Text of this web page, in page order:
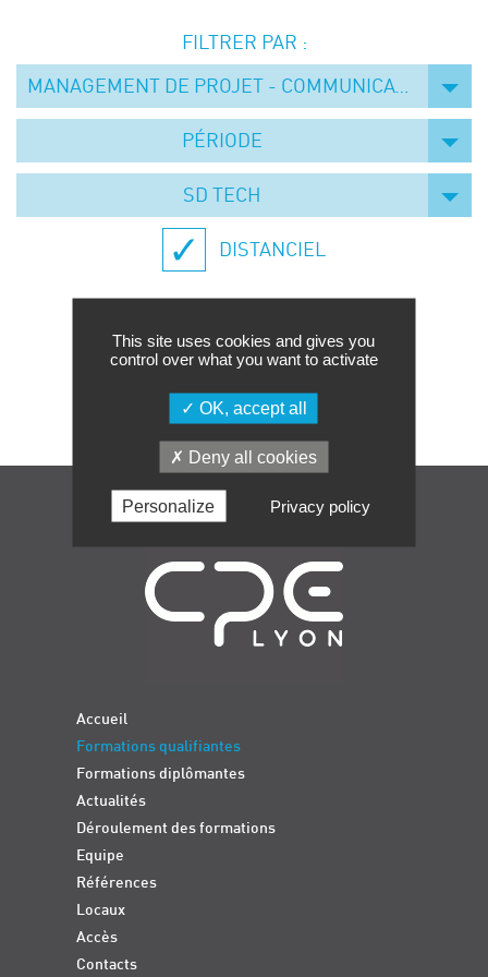
Symposium on Chain Transfer Catalysis for
sustainability – September 15 and 16, 2026
FRENCH-CHINESE CONFERENCE ON GREEN
Contacts
FILTRER PAR :
MANAGEMENT DE PROJET - COMMUNICATION
PÉRIODE
SD TECH
DISTANCIEL
Navigation
Accueil
Formations qualifiantes
Formations diplômantes
Actualités
Déroulement des formations
Equipe
Références
Locaux
Accès
Contacts
This site uses cookies and gives you
control over what you want to activate
OK, accept all
Deny all cookies
Personalize Privacy policy